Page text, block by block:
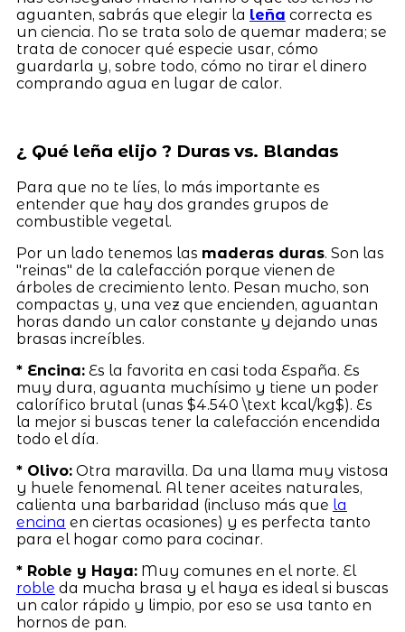
aguanten, sabrás que elegir la leña correcta es
un ciencia. No se trata solo de quemar madera; se
trata de conocer qué especie usar, cómo
guardarla y, sobre todo, cómo no tirar el dinero
comprando agua en lugar de calor.
¿ Qué leña elijo ? Duras vs. Blandas
Para que no te líes, lo más importante es
entender que hay dos grandes grupos de
combustible vegetal.
Por un lado tenemos las maderas duras. Son las
"reinas" de la calefacción porque vienen de
árboles de crecimiento lento. Pesan mucho, son
compactas y, una vez que encienden, aguantan
horas dando un calor constante y dejando unas
brasas increíbles.
* Encina:Es la favorita en casi toda España. Es
muy dura, aguanta muchísimo y tiene un poder
calorífico brutal (unas $4.540 \text kcal/kg$). Es
la mejor si buscas tener la calefacción encendida
todo el día.
* Olivo:Otra maravilla. Da una llama muy vistosa
y huele fenomenal. Al tener aceites naturales,
calienta una barbaridad (incluso más que la
encina en ciertas ocasiones) y es perfecta tanto
para el hogar como para cocinar.
* Roble y Haya:Muy comunes en el norte. El
roble da mucha brasa y el haya es ideal si buscas
un calor rápido y limpio, por eso se usa tanto en
hornos de pan.